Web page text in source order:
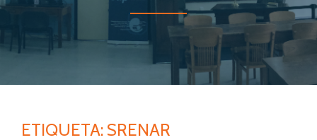
ETIQUETA: SRENAR